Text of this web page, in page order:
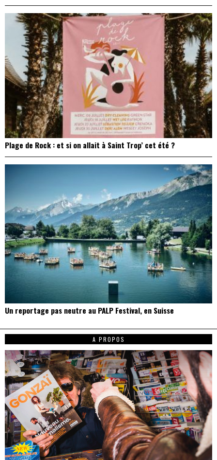
Plage de Rock : et si on allait à Saint Trop’ cet été ?
Un reportage pas neutre au PALP Festival, en Suisse
A PROPOS